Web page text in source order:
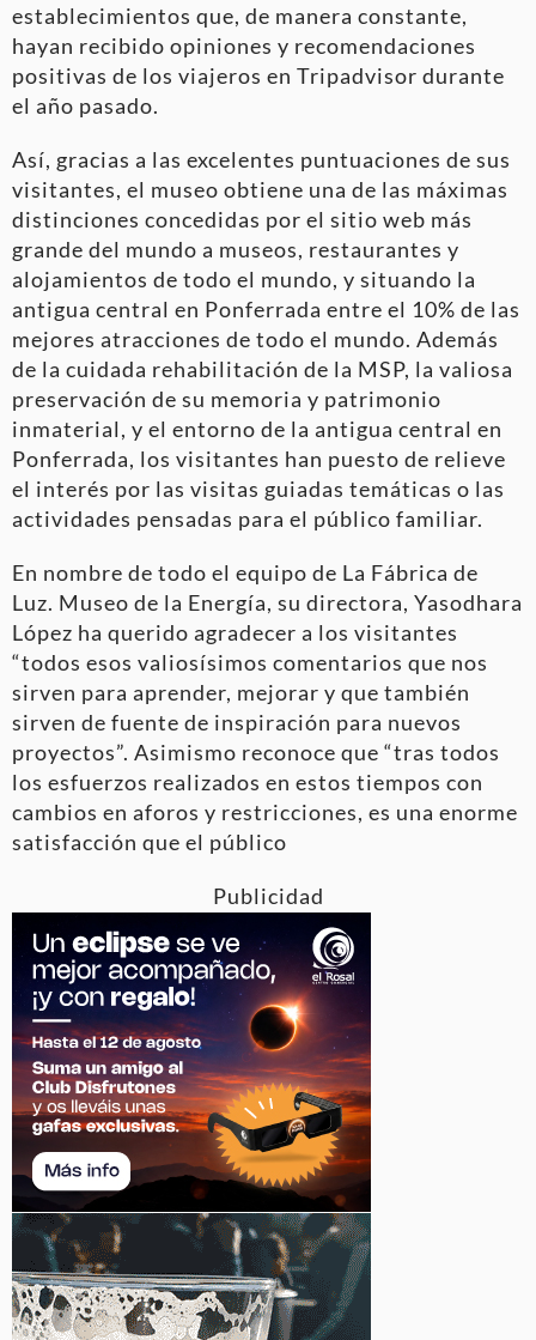
establecimientos que, de manera constante,
hayan recibido opiniones y recomendaciones
positivas de los viajeros en Tripadvisor durante
el año pasado.
Así, gracias a las excelentes puntuaciones de sus
visitantes, el museo obtiene una de las máximas
distinciones concedidas por el sitio web más
grande del mundo a museos, restaurantes y
alojamientos de todo el mundo, y situando la
antigua central en Ponferrada entre el 10% de las
mejores atracciones de todo el mundo. Además
de la cuidada rehabilitación de la MSP, la valiosa
preservación de su memoria y patrimonio
inmaterial, y el entorno de la antigua central en
Ponferrada, los visitantes han puesto de relieve
el interés por las visitas guiadas temáticas o las
actividades pensadas para el público familiar.
En nombre de todo el equipo de La Fábrica de
Luz. Museo de la Energía, su directora, Yasodhara
López ha querido agradecer a los visitantes
“todos esos valiosísimos comentarios que nos
sirven para aprender, mejorar y que también
sirven de fuente de inspiración para nuevos
proyectos”. Asimismo reconoce que “tras todos
los esfuerzos realizados en estos tiempos con
cambios en aforos y restricciones, es una enorme
satisfacción que el público
Publicidad